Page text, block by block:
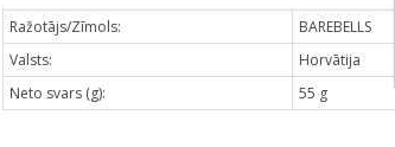
Ražotājs/Zīmols:
BAREBELLS
Valsts:
Horvātija
Neto svars (g):
55 g